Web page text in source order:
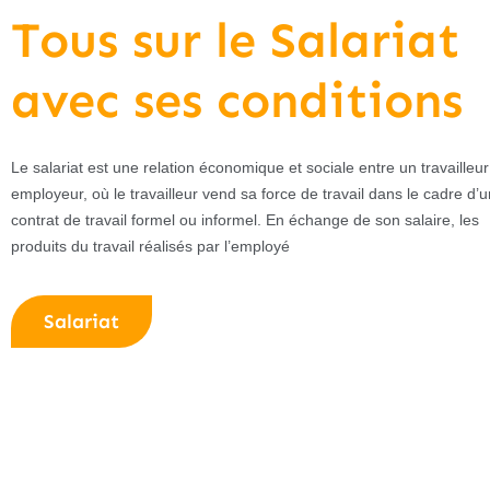
Tous sur le Salariat
avec ses conditions
Le salariat est une relation économique et sociale entre un
employeur, où le travailleur vend sa force de travail dans le cadre
contrat de travail formel ou informel. En échange de son salaire, les
produits du travail réalisés par l’employé
Salariat